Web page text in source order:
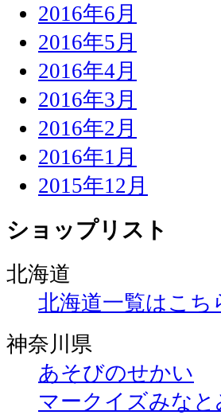
2016年6月
2016年5月
2016年4月
2016年3月
2016年2月
2016年1月
2015年12月
ショップリスト
北海道
北海道一覧はこち
神奈川県
あそびのせかい
マークイズみな